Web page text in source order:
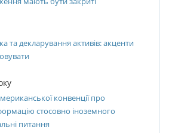
та декларування активів: акценти
конвенції про
стосовно іноземного
питання